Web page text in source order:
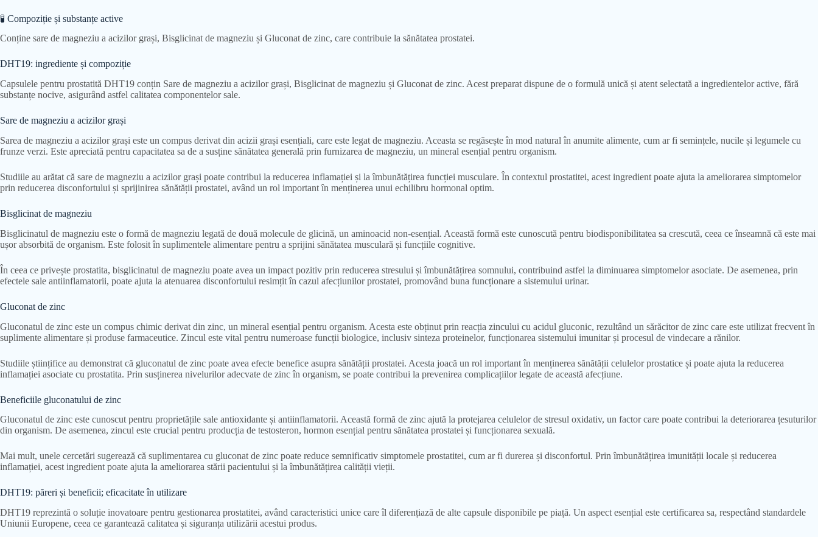
🧪 Compoziție și substanțe active
Conține sare de magneziu a acizilor grași, Bisglicinat de magneziu și Gluconat de zinc, care contribuie la sănătatea prostatei.
DHT19: ingrediente și compoziție
Capsulele pentru prostatită DHT19 conțin Sare de magneziu a acizilor grași, Bisglicinat de magneziu și Gluconat de zinc. Acest preparat dispune de o formulă unică și atent selectată a ingredientelor active, fără
substanțe nocive, asigurând astfel calitatea componentelor sale.
Sare de magneziu a acizilor grași
Sarea de magneziu a acizilor grași este un compus derivat din acizii grași esențiali, care este legat de magneziu. Aceasta se regăsește în mod natural în anumite alimente, cum ar fi semințele, nucile și legumele cu
frunze verzi. Este apreciată pentru capacitatea sa de a susține sănătatea generală prin furnizarea de magneziu, un mineral esențial pentru organism.
Studiile au arătat că sare de magneziu a acizilor grași poate contribui la reducerea inflamației și la îmbunătățirea funcției musculare. În contextul prostatitei, acest ingredient poate ajuta la ameliorarea simptomelor
prin reducerea disconfortului și sprijinirea sănătății prostatei, având un rol important în menținerea unui echilibru hormonal optim.
Bisglicinat de magneziu
Bisglicinatul de magneziu este o formă de magneziu legată de două molecule de glicină, un aminoacid non-esențial. Această formă este cunoscută pentru biodisponibilitatea sa crescută, ceea ce înseamnă că este mai
ușor absorbită de organism. Este folosit în suplimentele alimentare pentru a sprijini sănătatea musculară și funcțiile cognitive.
În ceea ce privește prostatita, bisglicinatul de magneziu poate avea un impact pozitiv prin reducerea stresului și îmbunătățirea somnului, contribuind astfel la diminuarea simptomelor asociate. De asemenea, prin
efectele sale antiinflamatorii, poate ajuta la atenuarea disconfortului resimțit în cazul afecțiunilor prostatei, promovând buna funcționare a sistemului urinar.
Gluconat de zinc
Gluconatul de zinc este un compus chimic derivat din zinc, un mineral esențial pentru organism. Acesta este obținut prin reacția zincului cu acidul gluconic, rezultând un sărăcitor de zinc care este utilizat frecvent în
suplimente alimentare și produse farmaceutice. Zincul este vital pentru numeroase funcții biologice, inclusiv sinteza proteinelor, funcționarea sistemului imunitar și procesul de vindecare a rănilor.
Studiile științifice au demonstrat că gluconatul de zinc poate avea efecte benefice asupra sănătății prostatei. Acesta joacă un rol important în menținerea sănătății celulelor prostatice și poate ajuta la reducerea
inflamației asociate cu prostatita. Prin susținerea nivelurilor adecvate de zinc în organism, se poate contribui la prevenirea complicațiilor legate de această afecțiune.
Beneficiile gluconatului de zinc
Gluconatul de zinc este cunoscut pentru proprietățile sale antioxidante și antiinflamatorii. Această formă de zinc ajută la protejarea celulelor de stresul oxidativ, un factor care poate contribui la deteriorarea țesuturilor
din organism. De asemenea, zincul este crucial pentru producția de testosteron, hormon esențial pentru sănătatea prostatei și funcționarea sexuală.
Mai mult, unele cercetări sugerează că suplimentarea cu gluconat de zinc poate reduce semnificativ simptomele prostatitei, cum ar fi durerea și disconfortul. Prin îmbunătățirea imunității locale și reducerea
inflamației, acest ingredient poate ajuta la ameliorarea stării pacientului și la îmbunătățirea calității vieții.
DHT19: păreri și beneficii; eficacitate în utilizare
DHT19 reprezintă o soluție inovatoare pentru gestionarea prostatitei, având caracteristici unice care îl diferențiază de alte capsule disponibile pe piață. Un aspect esențial este certificarea sa, respectând standardele
Uniunii Europene, ceea ce garantează calitatea și siguranța utilizării acestui produs.